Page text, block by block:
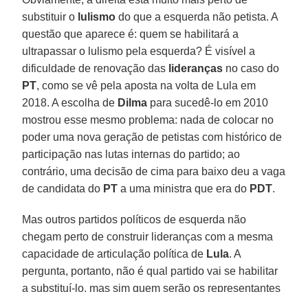
substituir o lulismo do que a esquerda não petista. A
questão que aparece é: quem se habilitará a
ultrapassar o lulismo pela esquerda? É visível a
dificuldade de renovação das lideranças no caso do
PT, como se vê pela aposta na volta de Lula em
2018. A escolha de Dilma para sucedê-lo em 2010
mostrou esse mesmo problema: nada de colocar no
poder uma nova geração de petistas com histórico de
participação nas lutas internas do partido; ao
contrário, uma decisão de cima para baixo deu a vaga
de candidata do PT a uma ministra que era do PDT.
Mas outros partidos políticos de esquerda não
chegam perto de construir lideranças com a mesma
capacidade de articulação política de Lula. A
pergunta, portanto, não é qual partido vai se habilitar
a substituí-lo, mas sim quem serão os representantes